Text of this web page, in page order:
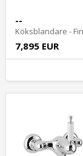
--
7,895 EUR